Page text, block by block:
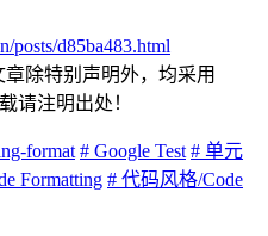
posts/d85ba483.html
除特别声明外，均采用
请注明出处！
format # Google Test # 单元
Formatting # 代码风格/Code